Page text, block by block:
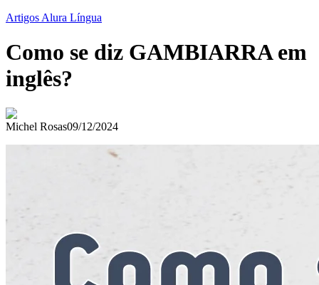
Artigos Alura Língua
Como se diz GAMBIARRA em
inglês?
Michel Rosas09/12/2024